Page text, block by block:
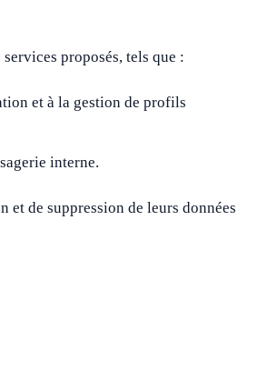
proposés, tels que :
et à la gestion de profils
interne.
de suppression de leurs données